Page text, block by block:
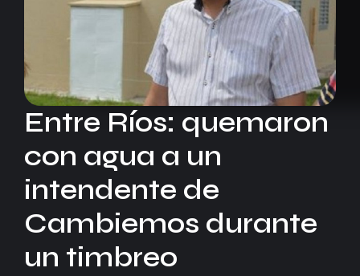
Entre Ríos: quemaron
con agua a un
intendente de
Cambiemos durante
un timbreo